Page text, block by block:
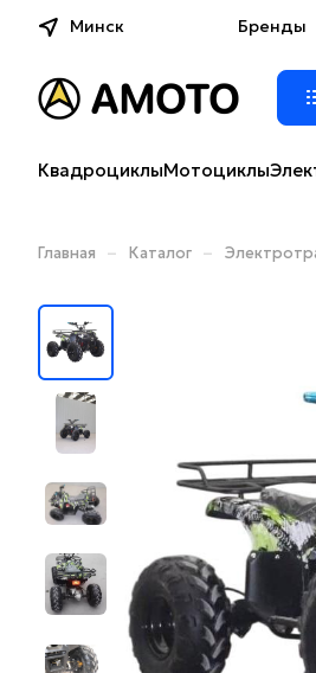
Минск Бренды
КвадроциклыМотоциклы
Главная – Каталог –